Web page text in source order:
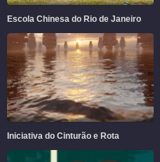
Escola Chinesa do Rio de Janeiro
Iniciativa do Cinturão e Rota